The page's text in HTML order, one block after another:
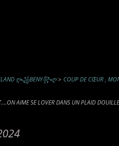
Ღ꧁BENY꧂Ღ > COUP DE CŒUR ,
AIME SE LOVER DANS UN PLAID